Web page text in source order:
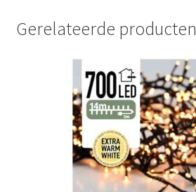
Gerelateerde producten